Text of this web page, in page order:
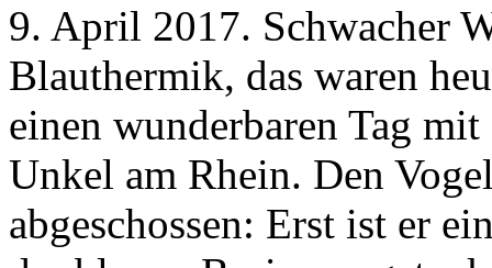
9. April 2017. Schwacher
Blauthermik, das waren
einen wunderbaren Tag
Unkel am Rhein. Den
abgeschossen: Erst ist er